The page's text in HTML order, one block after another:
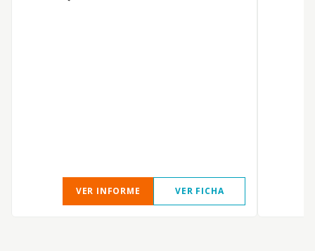
VER INFORME VER FICHA